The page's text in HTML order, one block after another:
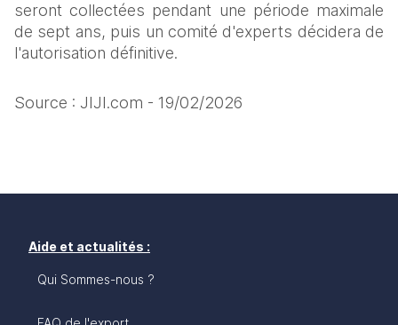
seront collectées pendant une période maximale
de sept ans, puis un comité d'experts décidera de
l'autorisation définitive.
Source : JIJI.com - 19/02/2026
Aide et actualités :
Qui Sommes-nous ?